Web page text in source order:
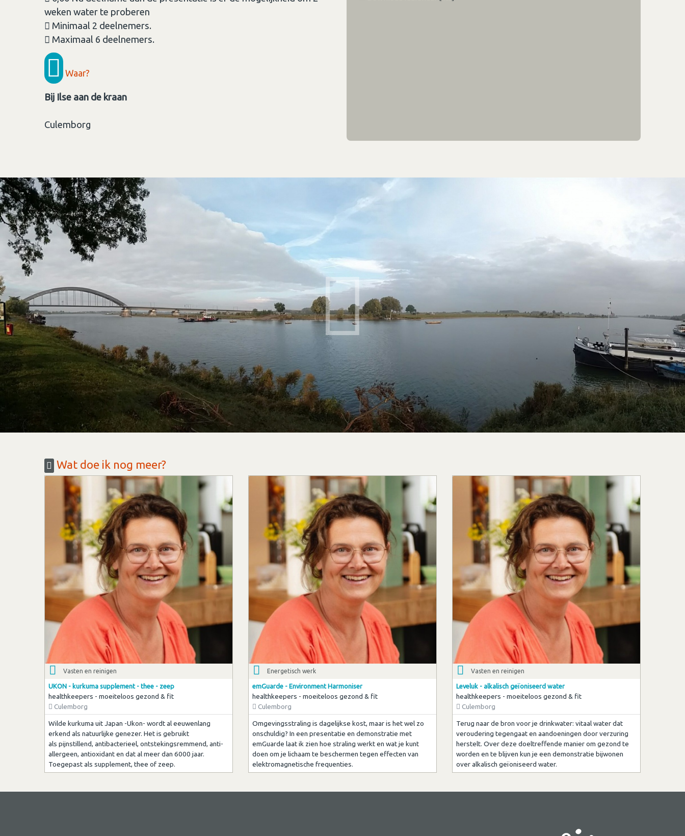
weken water te proberen
Minimaal 2 deelnemers.
Maximaal 6 deelnemers.
Waar?
Bij Ilse aan de kraan
Culemborg
Wat doe ik nog meer?
Vasten en reinigen
UKON - kurkuma supplement - thee - zeep
healthkeepers - moeiteloos gezond & fit
Culemborg
Wilde kurkuma uit Japan -Ukon- wordt al eeuwenlang
erkend als natuurlijke genezer. Het is gebruikt
als pijnstillend, antibacterieel, ontstekingsremmend, anti-
allergeen, antioxidant en dat al meer dan 6000 jaar.
Toegepast als supplement, thee of zeep.
Energetisch werk
emGuarde - Environment Harmoniser
healthkeepers - moeiteloos gezond & fit
Culemborg
Omgevingsstraling is dagelijkse kost, maar is het wel zo
onschuldig? In een presentatie en demonstratie met
emGuarde laat ik zien hoe straling werkt en wat je kunt
doen om je lichaam te beschermen tegen effecten van
elektromagnetische frequenties.
Vasten en reinigen
Leveluk - alkalisch geïoniseerd water
healthkeepers - moeiteloos gezond & fit
Culemborg
Terug naar de bron voor je drinkwater: vitaal water dat
veroudering tegengaat en aandoeningen door verzuring
herstelt. Over deze doeltreffende manier om gezond te
worden en te blijven kun je een demonstratie bijwonen
over alkalisch geïoniseerd water.